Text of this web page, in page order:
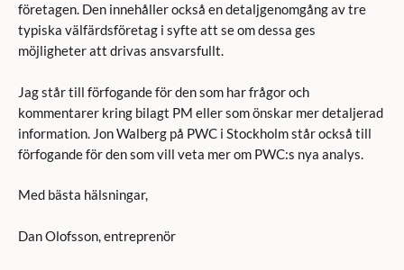
företagen. Den innehåller också en detaljgenomgång av tre
typiska välfärdsföretag i syfte att se om dessa ges
möjligheter att drivas ansvarsfullt.
Jag står till förfogande för den som har frågor och
kommentarer kring bilagt PM eller som önskar mer detaljerad
information. Jon Walberg på PWC i Stockholm står också till
förfogande för den som vill veta mer om PWC:s nya analys.
Med bästa hälsningar,
Dan Olofsson, entreprenör